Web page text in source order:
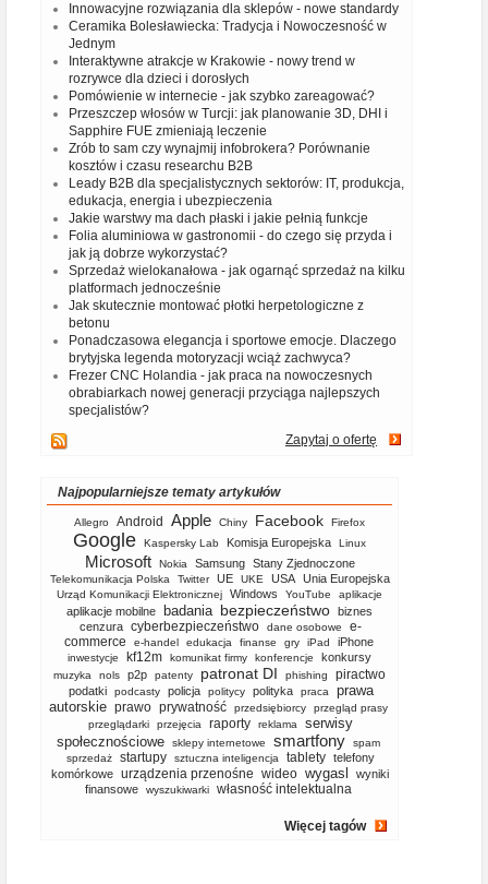
Innowacyjne rozwiązania dla sklepów - nowe standardy
Ceramika Bolesławiecka: Tradycja i Nowoczesność w
Jednym
Interaktywne atrakcje w Krakowie - nowy trend w
rozrywce dla dzieci i dorosłych
Pomówienie w internecie - jak szybko zareagować?
Przeszczep włosów w Turcji: jak planowanie 3D, DHI i
Sapphire FUE zmieniają leczenie
Zrób to sam czy wynajmij infobrokera? Porównanie
kosztów i czasu researchu B2B
Leady B2B dla specjalistycznych sektorów: IT, produkcja,
edukacja, energia i ubezpieczenia
Jakie warstwy ma dach płaski i jakie pełnią funkcje
Folia aluminiowa w gastronomii - do czego się przyda i
jak ją dobrze wykorzystać?
Sprzedaż wielokanałowa - jak ogarnąć sprzedaż na kilku
platformach jednocześnie
Jak skutecznie montować płotki herpetologiczne z
betonu
Ponadczasowa elegancja i sportowe emocje. Dlaczego
brytyjska legenda motoryzacji wciąż zachwyca?
Frezer CNC Holandia - jak praca na nowoczesnych
obrabiarkach nowej generacji przyciąga najlepszych
specjalistów?
Zapytaj o ofertę
Najpopularniejsze tematy artykułów
Allegro Android Apple Chiny Facebook Firefox
Google Kaspersky Lab Komisja Europejska Linux
Microsoft Nokia Samsung Stany Zjednoczone
Telekomunikacja Polska Twitter UE UKE USA Unia Europejska
Urząd Komunikacji Elektronicznej Windows YouTube aplikacje
aplikacje mobilne badania bezpieczeństwo biznes
cenzura cyberbezpieczeństwo dane osobowe
e-
commerce
e-handel edukacja finanse gry iPad iPhone
inwestycje kf12m komunikat firmy konferencje konkursy
muzyka nols p2p patenty patronat DI phishing piractwo
podatki podcasty policja politycy polityka praca
prawa
autorskie prawo prywatność przedsiębiorcy
przegląd prasy
przeglądarki
przejęcia raporty reklama
serwisy
społecznościowe
sklepy internetowe smartfony
spam
sprzedaż
startupy sztuczna inteligencja tablety telefony
komórkowe
urządzenia przenośne wideo wygasl
wyniki
finansowe
wyszukiwarki własność intelektualna
Więcej tagów